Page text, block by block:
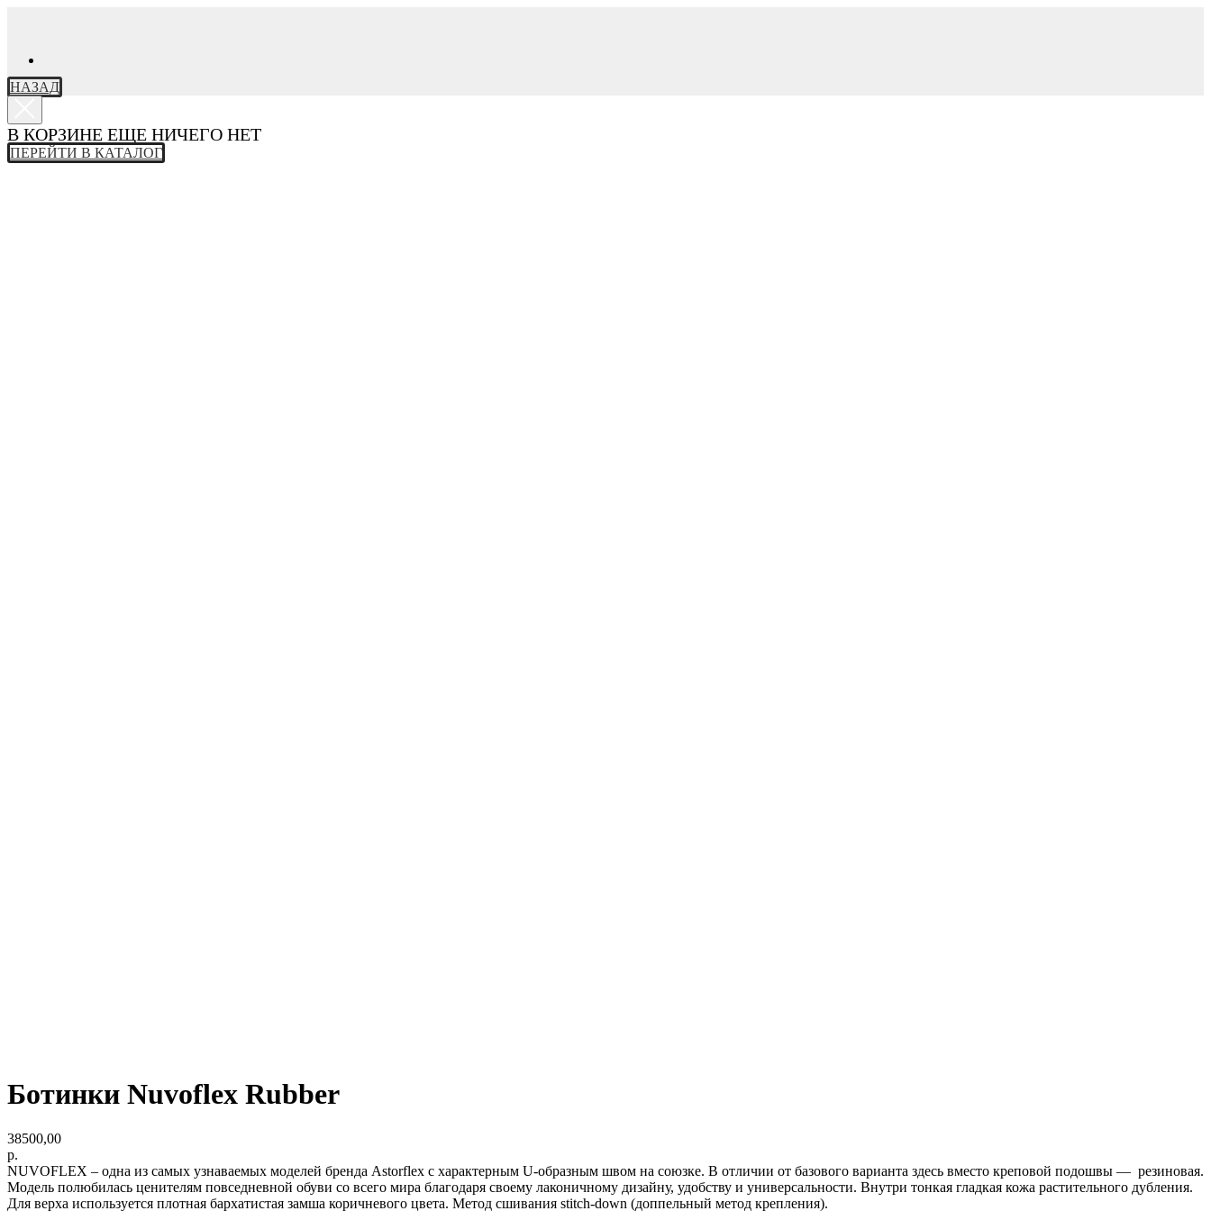
НАЗАД
В КОРЗИНЕ ЕЩЕ НИЧЕГО НЕТ
ПЕРЕЙТИ В КАТАЛОГ
Ботинки Nuvoflex Rubber
38500,00
р.
NUVOFLEX – одна из самых узнаваемых моделей бренда Astorflex с характерным U-образным швом на союзке. В отличии от базового варианта здесь вместо креповой подошвы — резиновая.
Модель полюбилась ценителям повседневной обуви со всего мира благодаря своему лаконичному дизайну, удобству и универсальности. Внутри тонкая гладкая кожа растительного дубления.
Для верха используется плотная бархатистая замша коричневого цвета. Метод сшивания stitch-down (доппельный метод крепления).